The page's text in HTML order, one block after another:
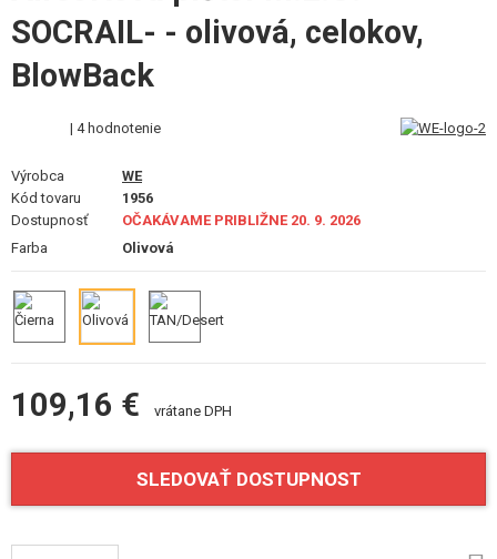
ZÁSOBNÍKY, PLNIČKY
OKULIARE, MASKY
VÝSTROJ, UNIFORMY, PÚZDRA
MASKOVANIE, FARBY, PÁSKY
VYSIELAČKY, HEADSETY, KAMERY
NÁHRADNÉ DIELY ZBRANÍ, UPGRADE
SEBAOBRANA, VÝCVIK, NOŽE
TERČE, STRELNICE
SOCRAIL- - olivová, celokov,
BlowBack
| 4 hodnotenie
Výrobca
WE
Kód tovaru
1956
Dostupnosť
OČAKÁVAME PRIBLIŽNE 20. 9. 2026
Farba
Olivová
109,16 € vrátane DPH
SLEDOVAŤ DOSTUPNOST